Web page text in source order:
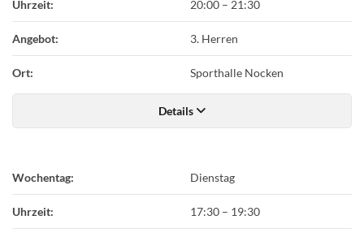
Uhrzeit: 20:00 – 21:30
Angebot: 3. Herren
Ort: Sporthalle Nocken
Details
Wochentag: Dienstag
Uhrzeit: 17:30 – 19:30